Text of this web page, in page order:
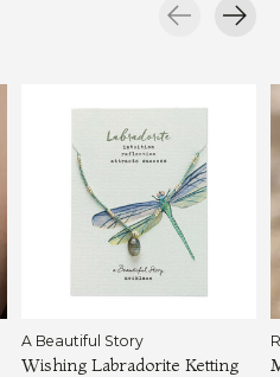
A Beautiful Story
Wishing Labradorite Ketting